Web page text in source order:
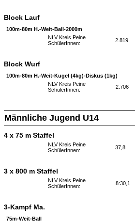
Block Lauf
100m-80m H.-Weit-Ball-2000m
NLV Kreis Peine
SchülerInnen:
2.819
Block Wurf
100m-80m H.-Weit-Kugel (4kg)-Diskus (1kg)
NLV Kreis Peine
SchülerInnen:
2.706
Männliche Jugend U14
4 x 75 m Staffel
NLV Kreis Peine
SchülerInnen:
37,8
3 x 800 m Staffel
NLV Kreis Peine
SchülerInnen:
8:30,1
3-Kampf Ma.
75m-Weit-Ball